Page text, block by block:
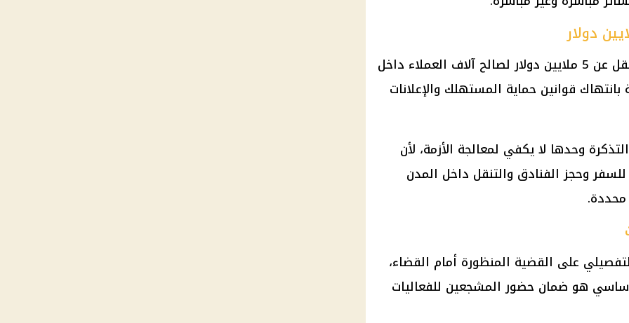
تطالب الدعوى بتعويضات مالية لا تقل عن 5 ملايين دولار لصالح آلاف العملاء داخل
قوانين حماية المستهلك والإعلانات
وحدها لا يكفي لمعالجة الأزمة، لأن
وحجز الفنادق والتنقل داخل المدن
على القضية المنظورة أمام القضاء،
هو ضمان حضور المشجعين للفعاليات